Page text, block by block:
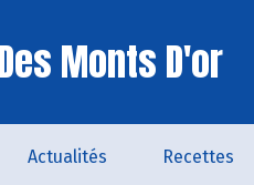
Monts D'or
Actualités Recettes